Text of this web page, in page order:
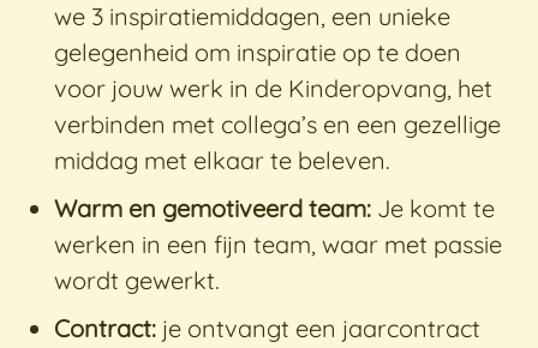
we 3 inspiratiemiddagen, een unieke
gelegenheid om inspiratie op te doen
voor jouw werk in de Kinderopvang, het
verbinden met collega’s en een gezellige
middag met elkaar te beleven.
Warm en gemotiveerd team: Je komt te
werken in een fijn team, waar met passie
wordt gewerkt.
Contract: je ontvangt een jaarcontract